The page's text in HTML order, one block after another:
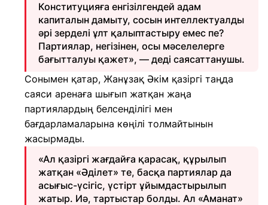
Конституцияға енгізілгендей адам
капиталын дамыту, сосын интеллектуалды
әрі зерделі ұлт қалыптастыру емес пе?
Партиялар, негізінен, осы мәселелерге
бағытталуы қажет», — деді саясаттанушы.
Сонымен қатар, Жанұзақ Әкім қазіргі таңда
саяси аренаға шығып жатқан жаңа
партиялардың белсенділігі мен
бағдарламаларына көңілі толмайтынын
жасырмады.
«Ал қазіргі жағдайға қарасақ, құрылып
жатқан «Әділет» те, басқа партиялар да
асығыс-үсігіс, үстірт ұйымдастырылып
жатыр. Иә, тартыстар болды. Ал «Аманат»